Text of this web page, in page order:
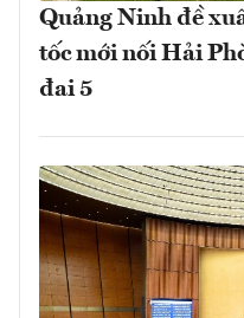
Quảng Ninh đề
tốc mới nối Hải
đai 5